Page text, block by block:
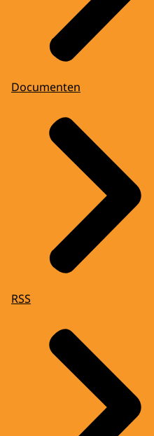
Documenten
RSS